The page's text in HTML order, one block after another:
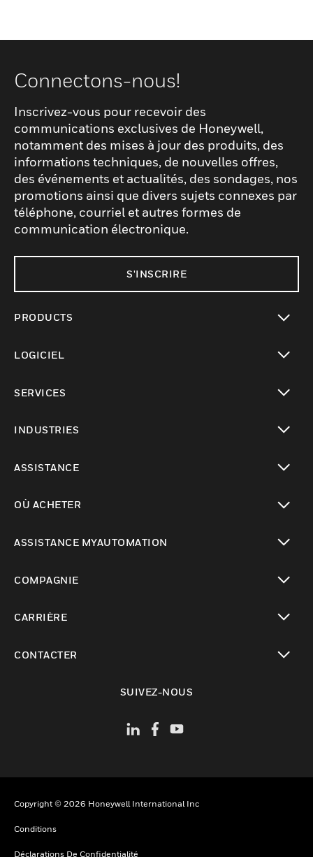
Connectons-nous!
Inscrivez-vous pour recevoir des
communications exclusives de Honeywell,
notamment des mises à jour des produits, des
informations techniques, de nouvelles offres,
des événements et actualités, des sondages, nos
promotions ainsi que divers sujets connexes par
téléphone, courriel et autres formes de
communication électronique.
S'INSCRIRE
PRODUCTS
LOGICIEL
SERVICES
INDUSTRIES
ASSISTANCE
OÙ ACHETER
ASSISTANCE MYAUTOMATION
COMPAGNIE
CARRIÈRE
CONTACTER
SUIVEZ-NOUS
Copyright © 2026 Honeywell International Inc
Conditions
Déclarations De Confidentialité